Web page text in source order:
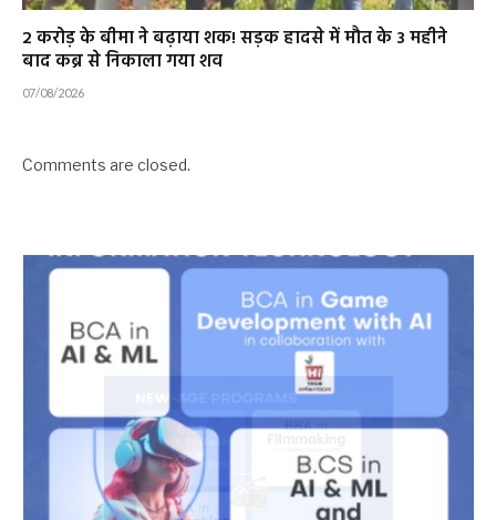
2 करोड़ के बीमा ने बढ़ाया शक! सड़क हादसे में मौत के 3 महीने
बाद कब्र से निकाला गया शव
07/08/2026
Comments are closed.